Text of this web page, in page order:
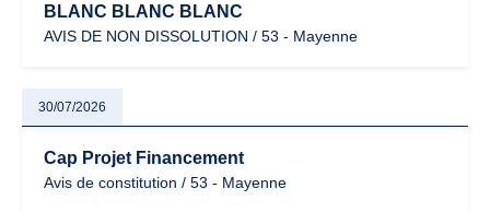
BLANC BLANC BLANC
AVIS DE NON DISSOLUTION / 53 - Mayenne
30/07/2026
Cap Projet Financement
Avis de constitution / 53 - Mayenne